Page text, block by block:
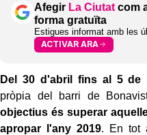
Afegir La Ciutat com
forma gratuïta
Estigues informat amb les
ACTIVAR ARA
Del 30 d'abril fins al 5 de
pròpia del barri de
objectius és superar
apropar l'any 2019. En tot